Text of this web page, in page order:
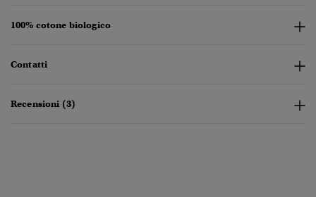
100% cotone biologico
Contatti
Recensioni (3)